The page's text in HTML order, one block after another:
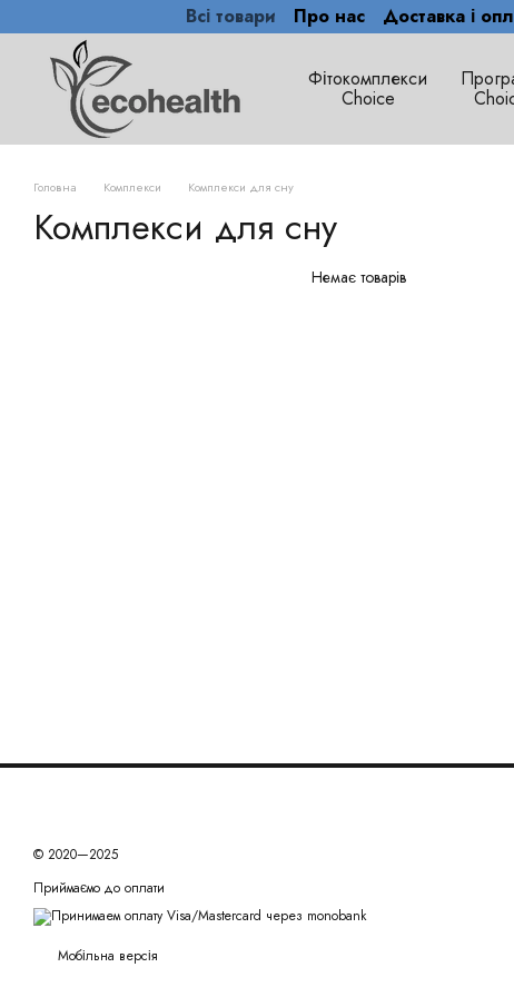
Перейти до основного контенту
Всі товари Про нас Доставка і
Фітокомплекси
Сhoice
Головна Комплекси Комплекси для сну
Комплекси для сну
Немає товарів
© 2020—2025
Приймаємо до оплати
Мобільна версія